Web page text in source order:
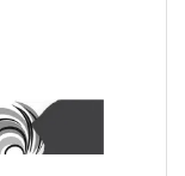
SI EVA